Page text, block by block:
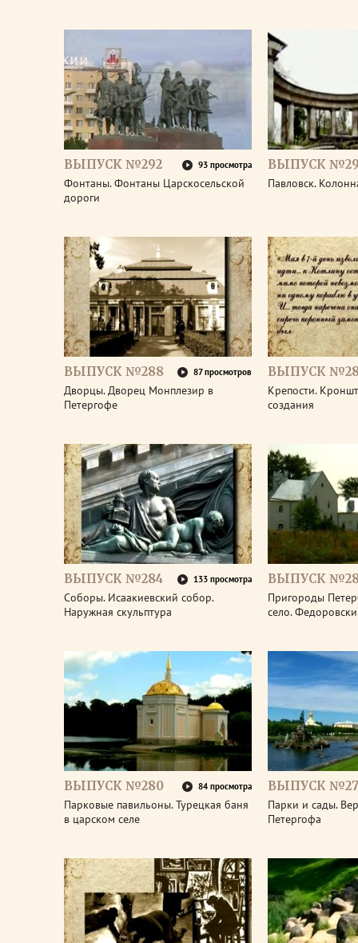
ВЫПУСК №292 93 просмотра
Фонтаны. Фонтаны Царскосельской
дороги
ВЫПУСК
Павловск.
ВЫПУСК №288 87 просмотров
Дворцы. Дворец Монплезир в
Петергофе
ВЫПУСК
Крепости.
создания
ВЫПУСК №284 133 просмотра
Соборы. Исаакиевский собор.
Наружная скульптура
ВЫПУСК
Пригороды
село.
ВЫПУСК №280 84 просмотра
Парковые павильоны. Турецкая баня
в царском селе
ВЫПУСК
Парки и сады.
Петергофа